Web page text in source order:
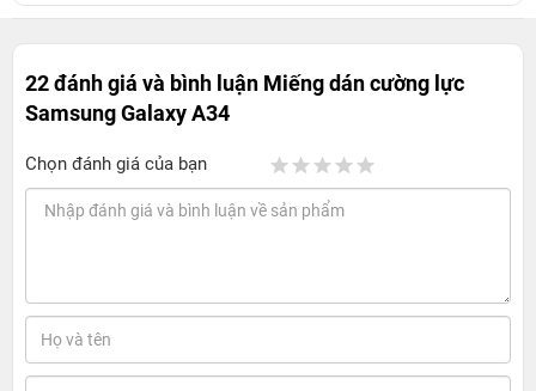
22 đánh giá và bình luận Miếng dán cường lực
Samsung Galaxy A34
Chọn đánh giá của bạn